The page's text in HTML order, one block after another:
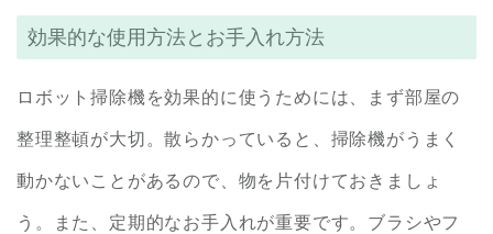
効果的な使用方法とお手入れ方法
ロボット掃除機を効果的に使うためには、まず部屋の
整理整頓が大切。散らかっていると、掃除機がうまく
動かないことがあるので、物を片付けておきましょ
う。また、定期的なお手入れが重要です。ブラシやフ